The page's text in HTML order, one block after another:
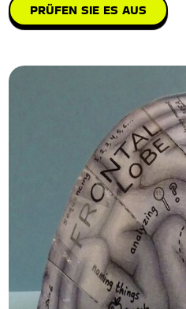
PRÜFEN SIE ES AUS